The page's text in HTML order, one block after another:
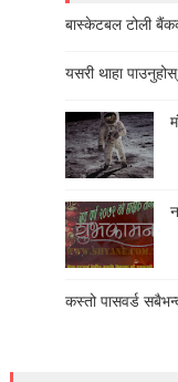
बास्केटबल टोली
यसरी थाहा
कस्तो पासवर्ड